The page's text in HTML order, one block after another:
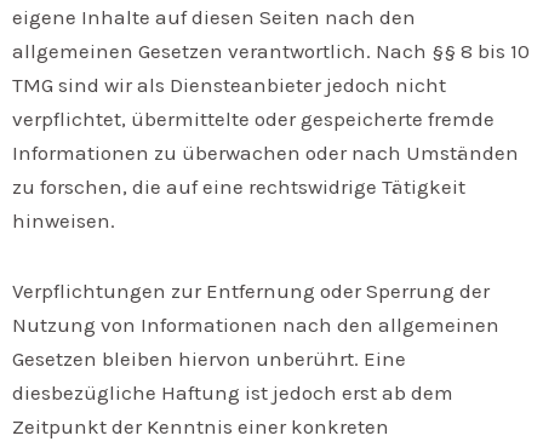
eigene Inhalte auf diesen Seiten nach den
allgemeinen Gesetzen verantwortlich. Nach §§ 8 bis 10
TMG sind wir als Diensteanbieter jedoch nicht
verpflichtet, übermittelte oder gespeicherte fremde
Informationen zu überwachen oder nach Umständen
zu forschen, die auf eine rechtswidrige Tätigkeit
hinweisen.
Verpflichtungen zur Entfernung oder Sperrung der
Nutzung von Informationen nach den allgemeinen
Gesetzen bleiben hiervon unberührt. Eine
diesbezügliche Haftung ist jedoch erst ab dem
Zeitpunkt der Kenntnis einer konkreten